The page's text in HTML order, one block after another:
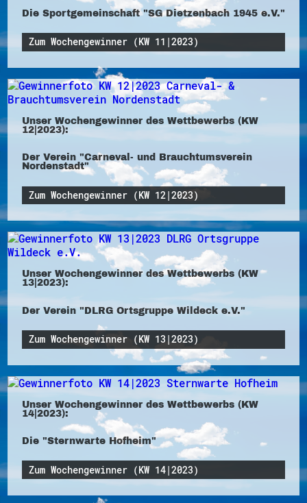
Die Sportgemeinschaft "SG Dietzenbach 1945 e.V."
Zum Wochengewinner (KW 11|2023)
Unser Wochengewinner des Wettbewerbs (KW
12|2023):
Der Verein "Carneval- und Brauchtumsverein
Nordenstadt"
Zum Wochengewinner (KW 12|2023)
Unser Wochengewinner des Wettbewerbs (KW
13|2023):
Der Verein "DLRG Ortsgruppe Wildeck e.V."
Zum Wochengewinner (KW 13|2023)
Unser Wochengewinner des Wettbewerbs (KW
14|2023):
Die "Sternwarte Hofheim"
Zum Wochengewinner (KW 14|2023)